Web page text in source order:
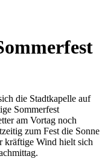
die Stadtkapelle auf
Sommerfest
am Vortag noch
zum Fest die Sonne
kräftige Wind hielt sich